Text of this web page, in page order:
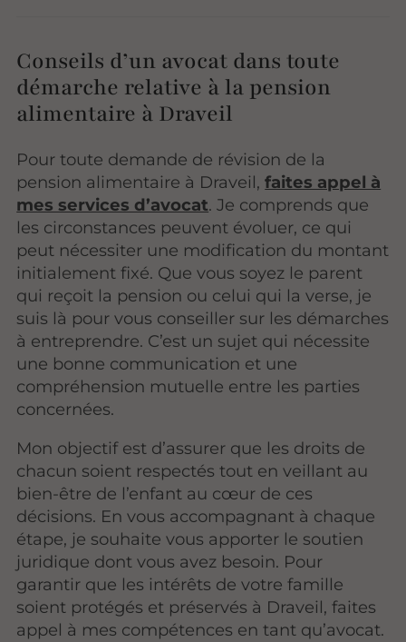
Conseils d’un avocat dans toute
démarche relative à la pension
alimentaire à Draveil
Pour toute demande de révision de la
pension alimentaire à Draveil,faites appel à
mes services d’avocat. Je comprends que
les circonstances peuvent évoluer, ce qui
peut nécessiter une modification du montant
initialement fixé. Que vous soyez le parent
qui reçoit la pension ou celui qui la verse, je
suis là pour vous conseiller sur les démarches
à entreprendre. C’est un sujet qui nécessite
une bonne communication et une
compréhension mutuelle entre les parties
concernées.
Mon objectif est d’assurer que les droits de
chacun soient respectés tout en veillant au
bien-être de l’enfant au cœur de ces
décisions. En vous accompagnant à chaque
étape, je souhaite vous apporter le soutien
juridique dont vous avez besoin. Pour
garantir que les intérêts de votre famille
soient protégés et préservés à Draveil, faites
appel à mes compétences en tant qu’avocat.